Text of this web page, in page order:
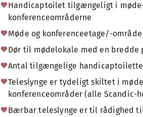
Handicaptoilet tilgængeligt i
konferenceområderne
Møde og konferenceetage/-
Dør til mødelokale med en bredde
Antal tilgængelige
Teleslynge er tydeligt skiltet i
konferenceområder (alle Scandic-
Bærbar teleslynge er til rådighed